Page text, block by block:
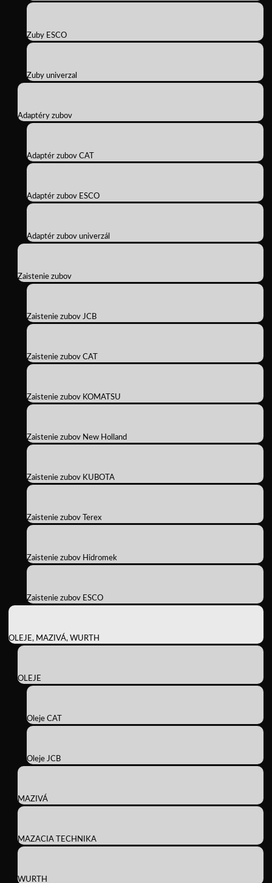
Zuby ESCO
Zuby univerzal
Adaptéry zubov
Adaptér zubov CAT
Adaptér zubov ESCO
Adaptér zubov univerzál
Zaistenie zubov
Zaistenie zubov JCB
Zaistenie zubov CAT
Zaistenie zubov KOMATSU
Zaistenie zubov New Holland
Zaistenie zubov KUBOTA
Zaistenie zubov Terex
Zaistenie zubov Hidromek
Zaistenie zubov ESCO
OLEJE, MAZIVÁ, WURTH
OLEJE
Oleje CAT
Oleje JCB
MAZIVÁ
MAZACIA TECHNIKA
WURTH